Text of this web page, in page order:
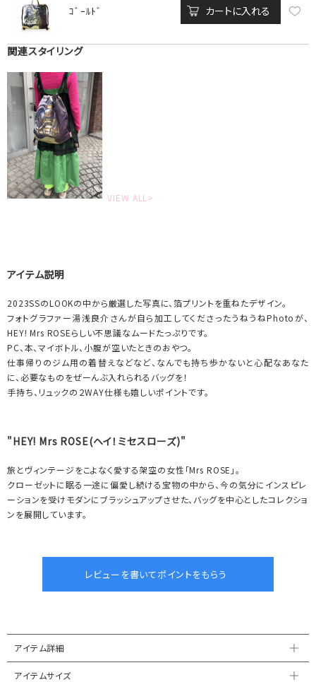
ｺﾞｰﾙﾄﾞ カートに入れる
関連スタイリング
VIEW ALL>
アイテム説明
2023SSのLOOKの中から厳選した写真に、箔プリントを重ねたデザイン。
フォトグラファー湯浅良介さんが自ら加工してくださったうねうねPhotoが、
HEY! Mrs ROSEらしい不思議なムードたっぷりです。
PC、本、マイボトル、小腹が空いたときのおやつ。
仕事帰りのジム用の着替えなどなど、なんでも持ち歩かないと心配なあなた
に、必要なものをぜーんぶ入れられるバッグを！
手持ち、リュックの２WAY仕様も嬉しいポイントです。
"HEY! Mrs ROSE(ヘイ！ミセスローズ)"
旅とヴィンテージをこよなく愛する架空の女性「Mrs ROSE」。
クローゼットに眠る一途に偏愛し続ける宝物の中から、今の気分にインスピレ
ーションを受けモダンにブラッシュアップさせた、バッグを中心としたコレクショ
ンを展開しています。
アイテム詳細
アイテムサイズ